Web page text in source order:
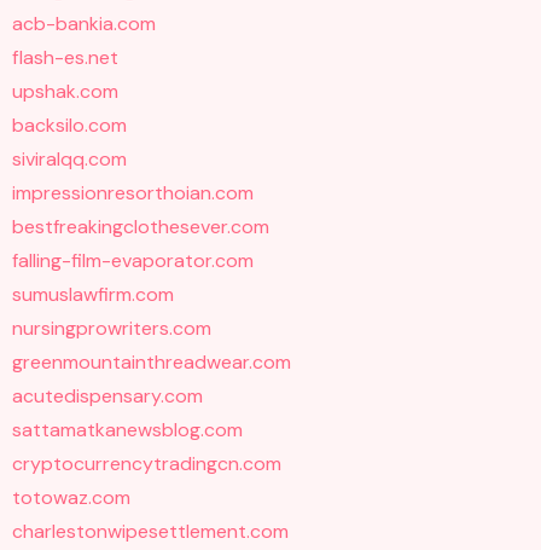
acb-bankia.com
flash-es.net
upshak.com
backsilo.com
siviralqq.com
impressionresorthoian.com
bestfreakingclothesever.com
falling-film-evaporator.com
sumuslawfirm.com
nursingprowriters.com
greenmountainthreadwear.com
acutedispensary.com
sattamatkanewsblog.com
cryptocurrencytradingcn.com
totowaz.com
charlestonwipesettlement.com